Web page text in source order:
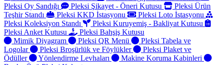
Pleksi Oy Sandığı
Pleksi Şikayet - Öneri Kutusu
Pleksi Ürün
Teşhir Standı
Pleksi KKD İstasyonu
Pleksi Loto İstasyonu
Pleksi Koleksiyon Standı
Pleksi Kuruyemiş - Bakliyat Kutusu
Pleksi Anket Kutusu
Pleksi Bahşiş Kutusu
Mimik Diyagram
Pleksi QR Menü
Pleksi Tabela ve
Logolar
Pleksi Broşürlük ve Föylükler
Pleksi Plaket ve
Ödüller
Yönlendirme Levhaları
Makine Koruma Kabinleri